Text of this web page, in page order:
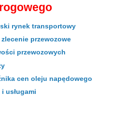
rynek transportowy
przewozowe
przewozowych
cen oleju napędowego
usługami